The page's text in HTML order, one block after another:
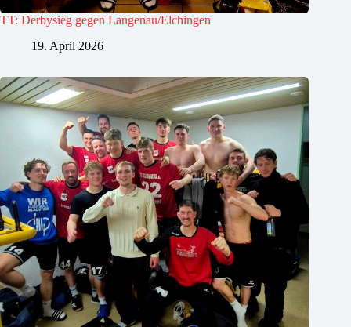
TT: Derbysieg gegen Langenau/Elchingen
19. April 2026